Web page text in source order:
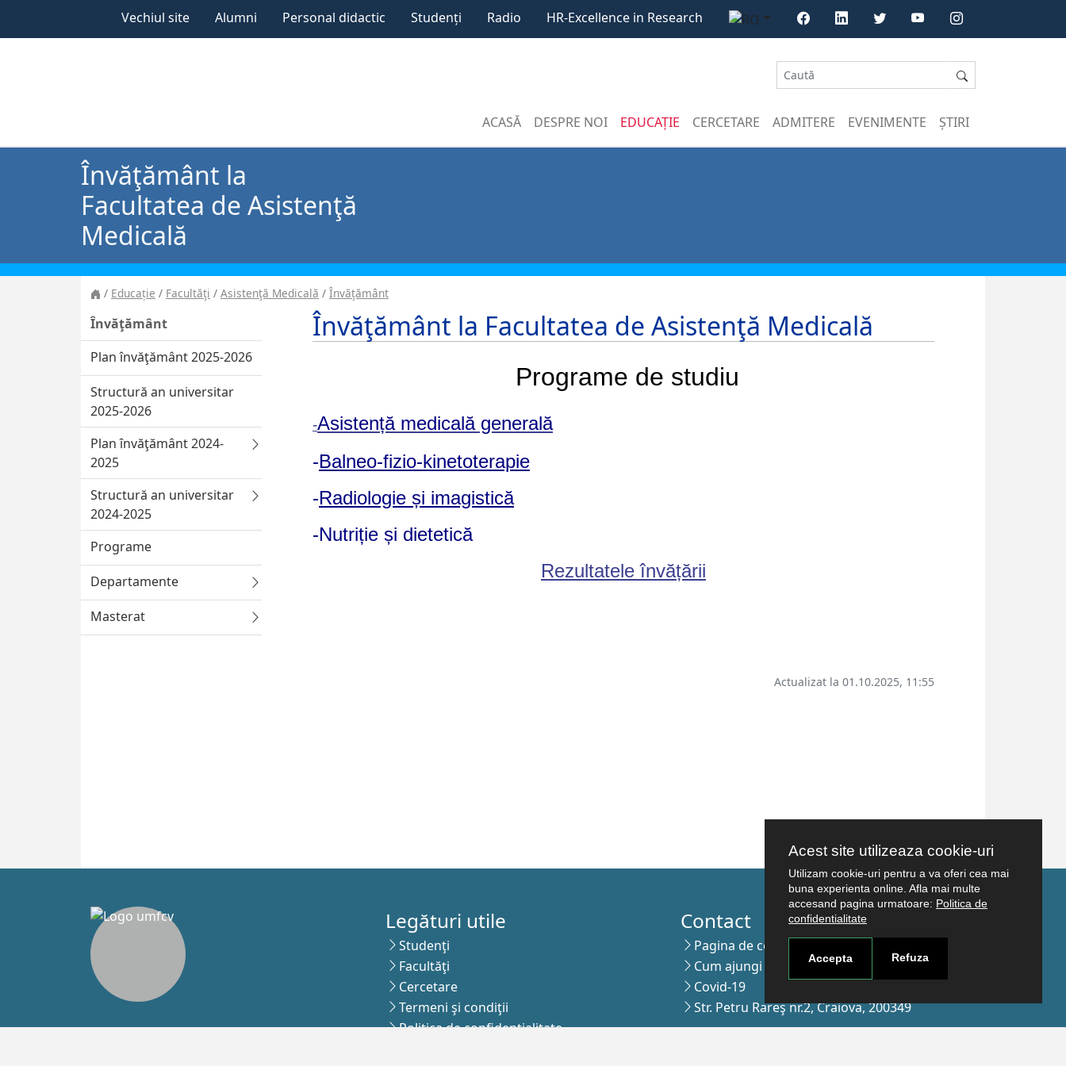
Acest site utilizeaza cookie-uri
Utilizam cookie-uri pentru a va oferi cea mai
buna experienta online. Afla mai multe
accesand pagina urmatoare: Politica de
confidentialitate
Accepta Refuza
Vechiul site Alumni Personal didactic Studenți Radio HR-Excellence in Research
ACASĂ DESPRE NOI EDUCAȚIE CERCETARE ADMITERE EVENIMENTE ȘTIRI
Învăţământ la
Facultatea de Asistenţă
Medicală
Educație Facultăţi Asistenţă Medicală Învăţământ
Învăţământ
Plan învăţământ 2025-2026
Structură an universitar
2025-2026
Plan învăţământ 2024-
2025
Structură an universitar
2024-2025
Programe
Departamente
Masterat
Învăţământ la Facultatea de Asistenţă Medicală
Programe de studiu
-Asistență medicală generală
-Balneo-fizio-kinetoterapie
-Radiologie și imagistică
-Nutriție și dietetică
Rezultatele învățării
Actualizat la 01.10.2025, 11:55
Legături utile
Studenţi
Facultăţi
Cercetare
Termeni şi condiţii
Politica de confidenţialitate
Contact
Pagina de contact
Cum ajungi aici
Covid-19
Str. Petru Rareş nr.2, Craiova, 200349